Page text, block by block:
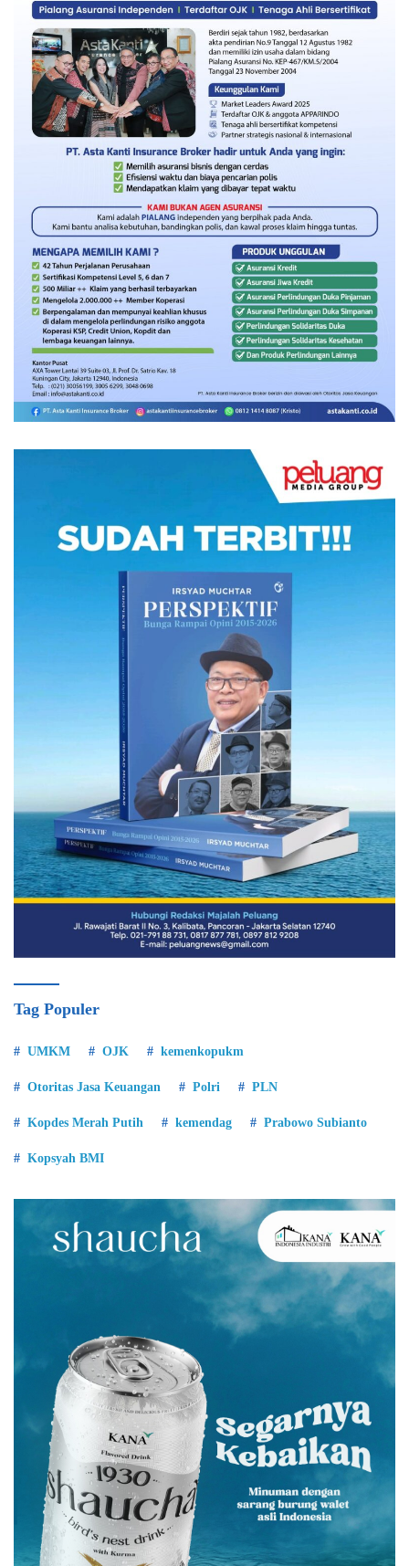
Tag Populer
UMKM OJK kemenkopukm
Otoritas Jasa Keuangan Polri PLN
Kopdes Merah Putih kemendag Prabowo Subianto
Kopsyah BMI